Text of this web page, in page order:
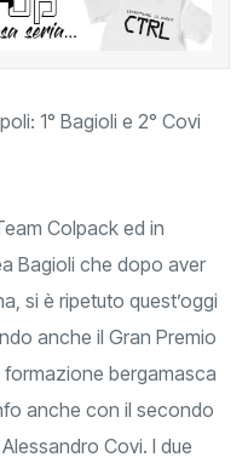
Colpack ed in
Bagioli che dopo aver
si è ripetuto quest’oggi
anche il Gran Premio
formazione bergamasca
anche con il secondo
Covi. I due